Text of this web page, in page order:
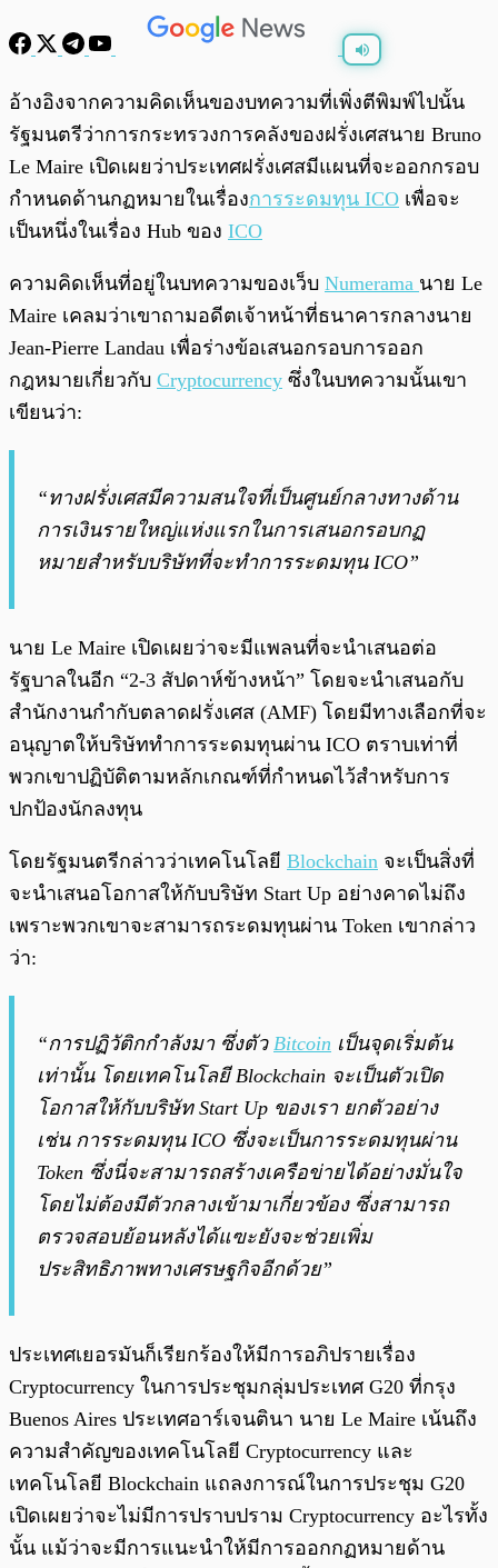
0:00 /0:00
อ้างอิงจากความคิดเห็นของบทความที่เพิ่งตีพิมพ์ไปนั้น
รัฐมนตรีว่าการกระทรวงการคลังของฝรั่งเศสนาย Bruno
Le Maire เปิดเผยว่าประเทศฝรั่งเศสมีแผนที่จะออกกรอบ
กำหนดด้านกฏหมายในเรื่องการระดมทุน ICO เพื่อจะ
เป็นหนึ่งในเรื่อง Hub ของ ICO
ความคิดเห็นที่อยู่ในบทความของเว็บ Numerama นาย Le
Maire เคลมว่าเขาถามอดีตเจ้าหน้าที่ธนาคารกลางนาย
Jean-Pierre Landau เพื่อร่างข้อเสนอกรอบการออก
กฎหมายเกี่ยวกับ Cryptocurrency ซึ่งในบทความนั้นเขา
เขียนว่า:
“ทางฝรั่งเศสมีความสนใจที่เป็นศูนย์กลางทางด้าน
การเงินรายใหญ่แห่งแรกในการเสนอกรอบกฏ
หมายสำหรับบริษัทที่จะทำการระดมทุน ICO”
นาย Le Maire เปิดเผยว่าจะมีแพลนที่จะนำเสนอต่อ
รัฐบาลในอีก “2-3 สัปดาห์ข้างหน้า” โดยจะนำเสนอกับ
สำนักงานกำกับตลาดฝรั่งเศส (AMF) โดยมีทางเลือกที่จะ
อนุญาตให้บริษัททำการระดมทุนผ่าน ICO ตราบเท่าที่
พวกเขาปฏิบัติตามหลักเกณฑ์ที่กำหนดไว้สำหรับการ
ปกป้องนักลงทุน
โดยรัฐมนตรีกล่าวว่าเทคโนโลยี Blockchain จะเป็นสิ่งที่
จะนำเสนอโอกาสให้กับบริษัท Start Up อย่างคาดไม่ถึง
เพราะพวกเขาจะสามารถระดมทุนผ่าน Token เขากล่าว
ว่า:
“การปฏิวัติกกำลังมา ซึ่งตัว Bitcoin เป็นจุดเริ่มต้น
เท่านั้น โดยเทคโนโลยี Blockchain จะเป็นตัวเปิด
โอกาสให้กับบริษัท Start Up ของเรา ยกตัวอย่าง
เช่น การระดมทุน ICO ซึ่งจะเป็นการระดมทุนผ่าน
Token ซึ่งนี่จะสามารถสร้างเครือข่ายได้อย่างมั่นใจ
โดยไม่ต้องมีตัวกลางเข้ามาเกี่ยวข้อง ซึ่งสามารถ
ตรวจสอบย้อนหลังได้แฃะยังจะช่วยเพิ่ม
ประสิทธิภาพทางเศรษฐกิจอีกด้วย”
ประเทศเยอรมันก็เรียกร้องให้มีการอภิปรายเรื่อง
Cryptocurrency ในการประชุมกลุ่มประเทศ G20 ที่กรุง
Buenos Aires ประเทศอาร์เจนตินา นาย Le Maire เน้นถึง
ความสำคัญของเทคโนโลยี Cryptocurrency และ
เทคโนโลยี Blockchain แถลงการณ์ในการประชุม G20
เปิดเผยว่าจะไม่มีการปราบปราม Cryptocurrency อะไรทั้ง
นั้น แม้ว่าจะมีการแนะนำให้มีการออกกฏหมายด้าน